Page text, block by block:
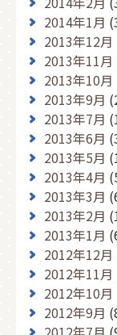
2014年1月
2013年12月
2013年11月
2013年10月
2013年9月
2013年7月
2013年6月
2013年5月
2013年4月
2013年3月
2013年2月
2013年1月
2012年12月
2012年11月
2012年10月
2012年9月